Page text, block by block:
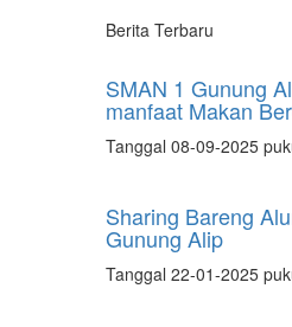
Berita Terbaru
SMAN 1 Gunung
manfaat Makan
Tanggal 08-09-2025
Sharing Bareng
Gunung Alip
Tanggal 22-01-2025